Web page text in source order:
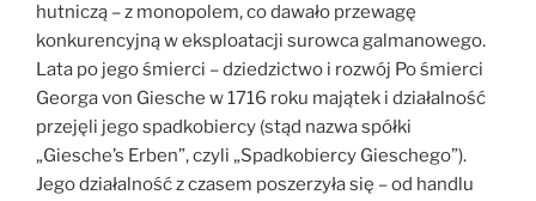
hutniczą – z monopolem, co dawało przewagę
konkurencyjną w eksploatacji surowca galmanowego.
Lata po jego śmierci – dziedzictwo i rozwój Po śmierci
Georga von Giesche w 1716 roku majątek i działalność
przejęli jego spadkobiercy (stąd nazwa spółki
„Giesche’s Erben”, czyli „Spadkobiercy Gieschego”).
Jego działalność z czasem poszerzyła się – od handlu